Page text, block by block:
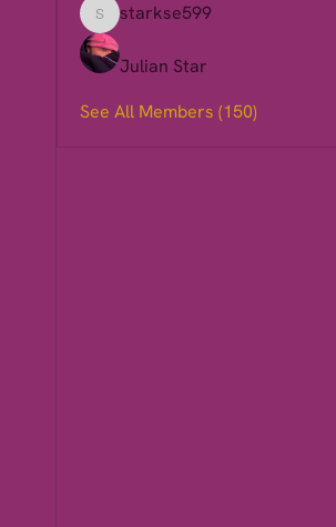
starkse599
starkse599
Julian Star
See All Members (150)